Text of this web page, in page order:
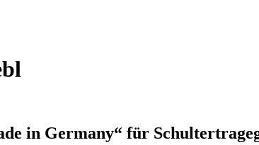
in Germany“ für